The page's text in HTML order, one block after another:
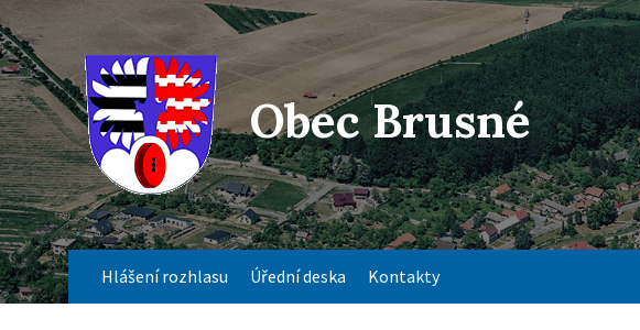
Obec Brusné
Hlášení rozhlasu Úřední deska Kontakty